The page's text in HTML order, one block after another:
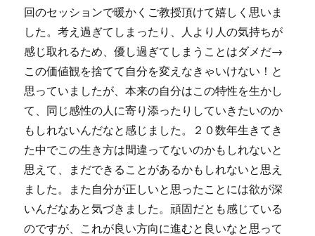
回のセッションで暖かくご教授頂けて嬉しく思いま
した。考え過ぎてしまったり、人より人の気持ちが
感じ取れるため、優し過ぎてしまうことはダメだ→
この価値観を捨てて自分を変えなきゃいけない！と
思っていましたが、本来の自分はこの特性を生かし
て、同じ感性の人に寄り添ったりしていきたいのか
もしれないんだなと感じました。２０数年生きてき
た中でこの生き方は間違ってないのかもしれないと
思えて、まだできることがあるかもしれないと思え
ました。また自分が正しいと思ったことには欲が深
いんだなあと気づきました。頑固だとも感じている
のですが、これが良い方向に進むと良いなと思って